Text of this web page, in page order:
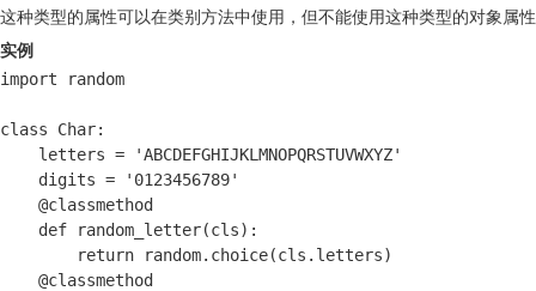
这种类型的属性可以在类别方法中使用，但不能使用这种类型的对象属
实例
import random
class Char:
letters = 'ABCDEFGHIJKLMNOPQRSTUVWXYZ'
digits = '0123456789'
@classmethod
def random_letter(cls):
return random.choice(cls.letters)
@classmethod